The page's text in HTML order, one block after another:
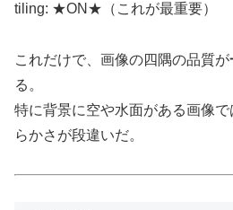
tiling: ★ON★（これが最重要）
これだけで、画像の四隅の品質が
る。
特に背景に空や水面がある画像
らかさが段違いだ。